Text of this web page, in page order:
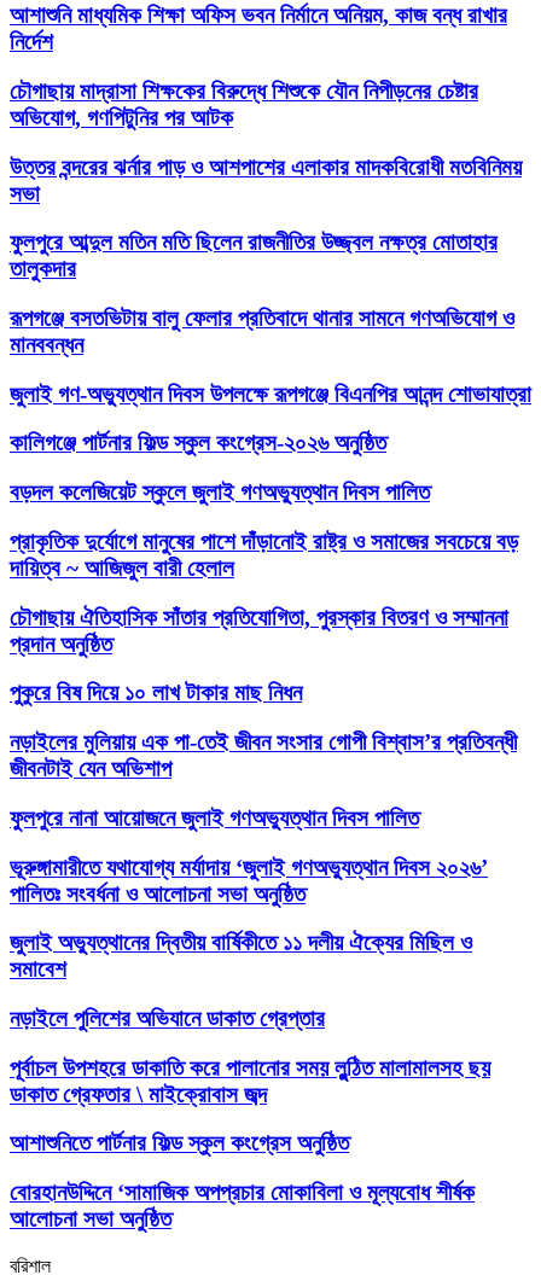
আশাশুনি মাধ্যমিক শিক্ষা অফিস ভবন নির্মানে অনিয়ম, কাজ বন্ধ রাখার
নির্দেশ
চৌগাছায় মাদ্রাসা শিক্ষকের বিরুদ্ধে শিশুকে যৌন নিপীড়নের চেষ্টার
অভিযোগ, গণপিটুনির পর আটক
উত্তর বন্দরের ঝর্নার পাড় ও আশপাশের এলাকার মাদকবিরোধী মতবিনিময়
সভা
ফুলপুরে আব্দুল মতিন মতি ছিলেন রাজনীতির উজ্জ্বল নক্ষত্র মোতাহার
তালুকদার
রূপগঞ্জে বসতভিটায় বালু ফেলার প্রতিবাদে থানার সামনে গণঅভিযোগ ও
মানববন্ধন
জুলাই গণ-অভ্যুত্থান দিবস উপলক্ষে রূপগঞ্জে বিএনপির আনন্দ শোভাযাত্রা
কালিগঞ্জে পার্টনার ফিল্ড স্কুল কংগ্রেস-২০২৬ অনুষ্ঠিত
বড়দল কলেজিয়েট স্কুলে জুলাই গণঅভ্যুত্থান দিবস পালিত
প্রাকৃতিক দুর্যোগে মানুষের পাশে দাঁড়ানোই রাষ্ট্র ও সমাজের সবচেয়ে বড়
দায়িত্ব ~ আজিজুল বারী হেলাল
চৌগাছায় ঐতিহাসিক সাঁতার প্রতিযোগিতা, পুরস্কার বিতরণ ও সম্মাননা
প্রদান অনুষ্ঠিত
পুকুরে বিষ দিয়ে ১০ লাখ টাকার মাছ নিধন
নড়াইলের মুলিয়ায় এক পা-তেই জীবন সংসার গোপী বিশ্বাস’র প্রতিবন্ধী
জীবনটাই যেন অভিশাপ
ফুলপুরে নানা আয়োজনে জুলাই গণঅভ্যুত্থান দিবস পালিত
ভূরুঙ্গামারীতে যথাযোগ্য মর্যাদায় ‘জুলাই গণঅভ্যুত্থান দিবস ২০২৬’
পালিতঃ সংবর্ধনা ও আলোচনা সভা অনুষ্ঠিত
জুলাই অভ্যুত্থানের দ্বিতীয় বার্ষিকীতে ১১ দলীয় ঐক্যের মিছিল ও
সমাবেশ
নড়াইলে পুলিশের অভিযানে ডাকাত গ্রেপ্তার
পূর্বাচল উপশহরে ডাকাতি করে পালানোর সময় লুন্ঠিত মালামালসহ ছয়
ডাকাত গ্রেফতার \ মাইক্রোবাস জব্দ
আশাশুনিতে পার্টনার ফিল্ড স্কুল কংগ্রেস অনুষ্ঠিত
‎বোরহানউদ্দিনে ‘সামাজিক অপপ্রচার মোকাবিলা ও মূল্যবোধ শীর্ষক
আলোচনা সভা অনুষ্ঠিত
বরিশাল